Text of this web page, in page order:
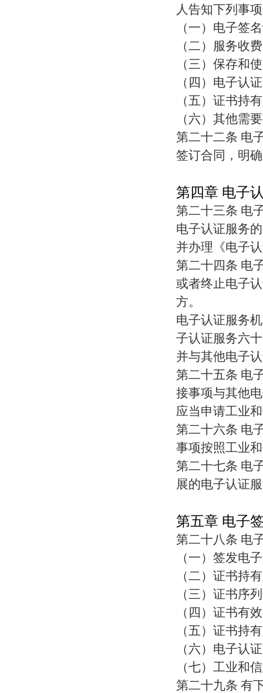
人告知下列事
（一）电子签
（二）服务收
（三）保存和
（四）电子认
（五）证书持
（六）其他需
第二十二条 电
签订合同，明
第四章 电子
第二十三条 电
电子认证服务
并办理《电子
第二十四条 电
或者终止电子
方。
电子认证服务
子认证服务六
并与其他电子
第二十五条 电
接事项与其他
应当申请工业
第二十六条 电
事项按照工业
第二十七条 电
展的电子认证
第五章 电子
第二十八条 电
（一）签发电
（二）证书持
（三）证书序
（四）证书有
（五）证书持
（六）电子认
（七）工业和
第二十九条 有